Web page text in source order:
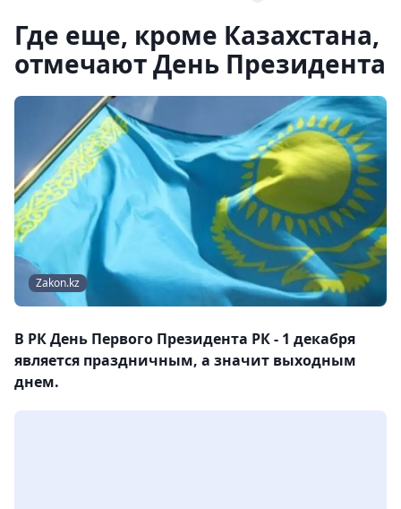
Где еще, кроме Казахстана,
отмечают День Президента
Zakon.kz
В РК День Первого Президента РК - 1 декабря
является праздничным, а значит выходным
днем.